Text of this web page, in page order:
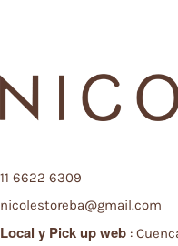
11 6622 6309
nicolestoreba@gmail.com
Local y Pick up web :